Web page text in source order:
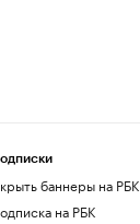
баннеры на РБК
на РБК